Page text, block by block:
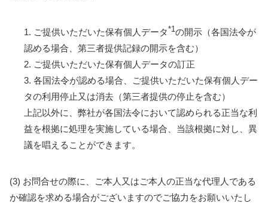
1. ご提供いただいた保有個人データ*1の開示（各国法令が
認める場合、第三者提供記録の開示を含む）
2. ご提供いただいた保有個人データの訂正
3. 各国法令が認める場合、ご提供いただいた保有個人デー
タの利用停止又は消去（第三者提供の停止を含む）
上記以外に、弊社が各国法令において認められる正当な利
益を根拠に処理を実施している場合、当該根拠に対し、異
議を唱えることができます。
(3) お問合せの際に、ご本人又はご本人の正当な代理人である
か確認を求める場合がございますのでご協力をお願いいたし